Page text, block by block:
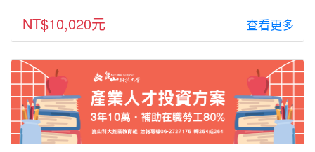
NT$10,020元 查看更多